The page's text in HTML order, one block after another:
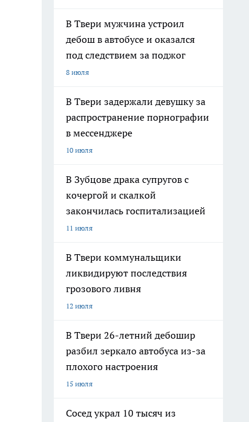
В Твери мужчина устроил
дебош в автобусе и оказался
под следствием за поджог
8 июля
В Твери задержали девушку за
распространение порнографии
в мессенджере
10 июля
В Зубцове драка супругов с
кочергой и скалкой
закончилась госпитализацией
11 июля
В Твери коммунальщики
ликвидируют последствия
грозового ливня
12 июля
В Твери 26-летний дебошир
разбил зеркало автобуса из-за
плохого настроения
15 июля
Сосед украл 10 тысяч из